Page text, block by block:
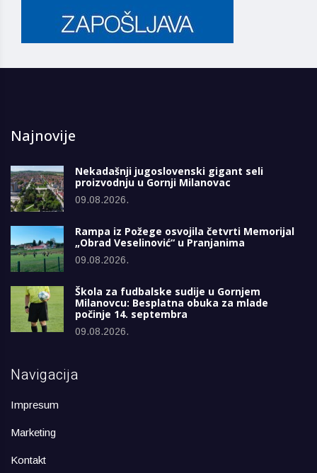
Najnovije
Nekadašnji jugoslovenski gigant seli
proizvodnju u Gornji Milanovac
09.08.2026.
Rampa iz Požege osvojila četvrti Memorijal
„Obrad Veselinović“ u Pranjanima
09.08.2026.
Škola za fudbalske sudije u Gornjem
Milanovcu: Besplatna obuka za mlade
počinje 14. septembra
09.08.2026.
Navigacija
Impresum
Marketing
Kontakt